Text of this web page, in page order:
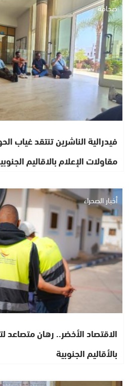
صحافة
فيدرالية الناشرين تنتقد غياب
مقاولات الإعلام بالاقاليم
أخبار الصحراء
الاقتصاد الأخضر.. رهان متصاعد
بالأقاليم الجنوبية